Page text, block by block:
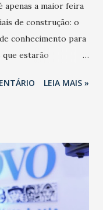
apenas a maior feira
de construção: o
conhecimento para
estarão
do Centro de Eventos
da construção
objetivo com a
é fornecer
micro e pequenos
LEIA MAIS »